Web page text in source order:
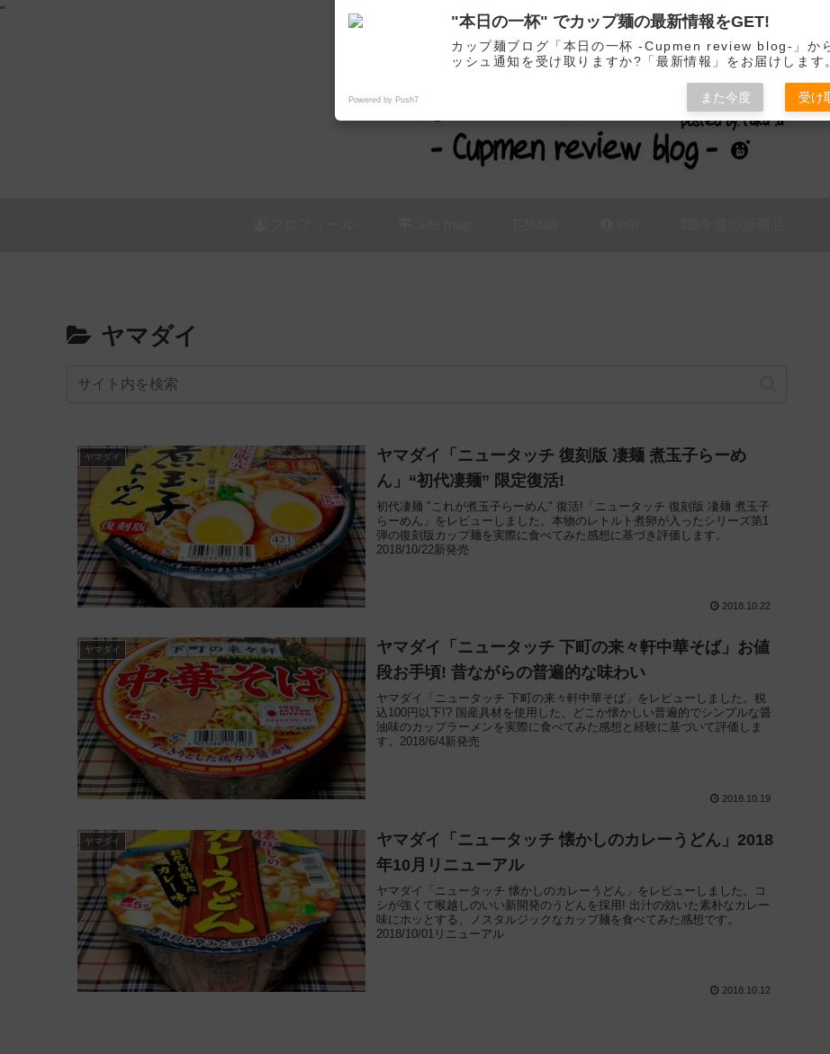
"
カップ麺の新商品をレビュー / アレンジするブログ
ヤマダイ
ヤマダイ
ヤマダイ「ニュータッチ 復刻版 凄麺 煮玉子らーめ
ん」“初代凄麺” 限定復活!
初代凄麺 "これが煮玉子らーめん" 復活!「ニュータッチ 復刻版 凄麺 煮玉子
らーめん」をレビューしました。本物のレトルト煮卵が入ったシリーズ第1
弾の復刻版カップ麺を実際に食べてみた感想に基づき評価します。
2018/10/22新発売
2018.10.22
ヤマダイ
ヤマダイ「ニュータッチ 下町の来々軒中華そば」お値
段お手頃! 昔ながらの普遍的な味わい
ヤマダイ「ニュータッチ 下町の来々軒中華そば」をレビューしました。税
込100円以下!? 国産具材を使用した、どこか懐かしい普遍的でシンプルな醤
油味のカップラーメンを実際に食べてみた感想と経験に基づいて評価しま
す。2018/6/4新発売
2018.10.19
ヤマダイ
ヤマダイ「ニュータッチ 懐かしのカレーうどん」2018
年10月リニューアル
ヤマダイ「ニュータッチ 懐かしのカレーうどん」をレビューしました。コ
シが強くて喉越しのいい新開発のうどんを採用! 出汁の効いた素朴なカレー
味にホッとする、ノスタルジックなカップ麺を食べてみた感想です。
2018/10/01リニューアル
2018.10.12
"本日の一杯" でカップ麺の最新情報をGET!
カップ麺ブログ「本日の一杯 -Cupmen review blog-」か
ッシュ通知を受け取りますか?「最新情報」をお届けします
Powered by Push7 また今度 受け